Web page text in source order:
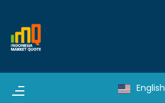
English